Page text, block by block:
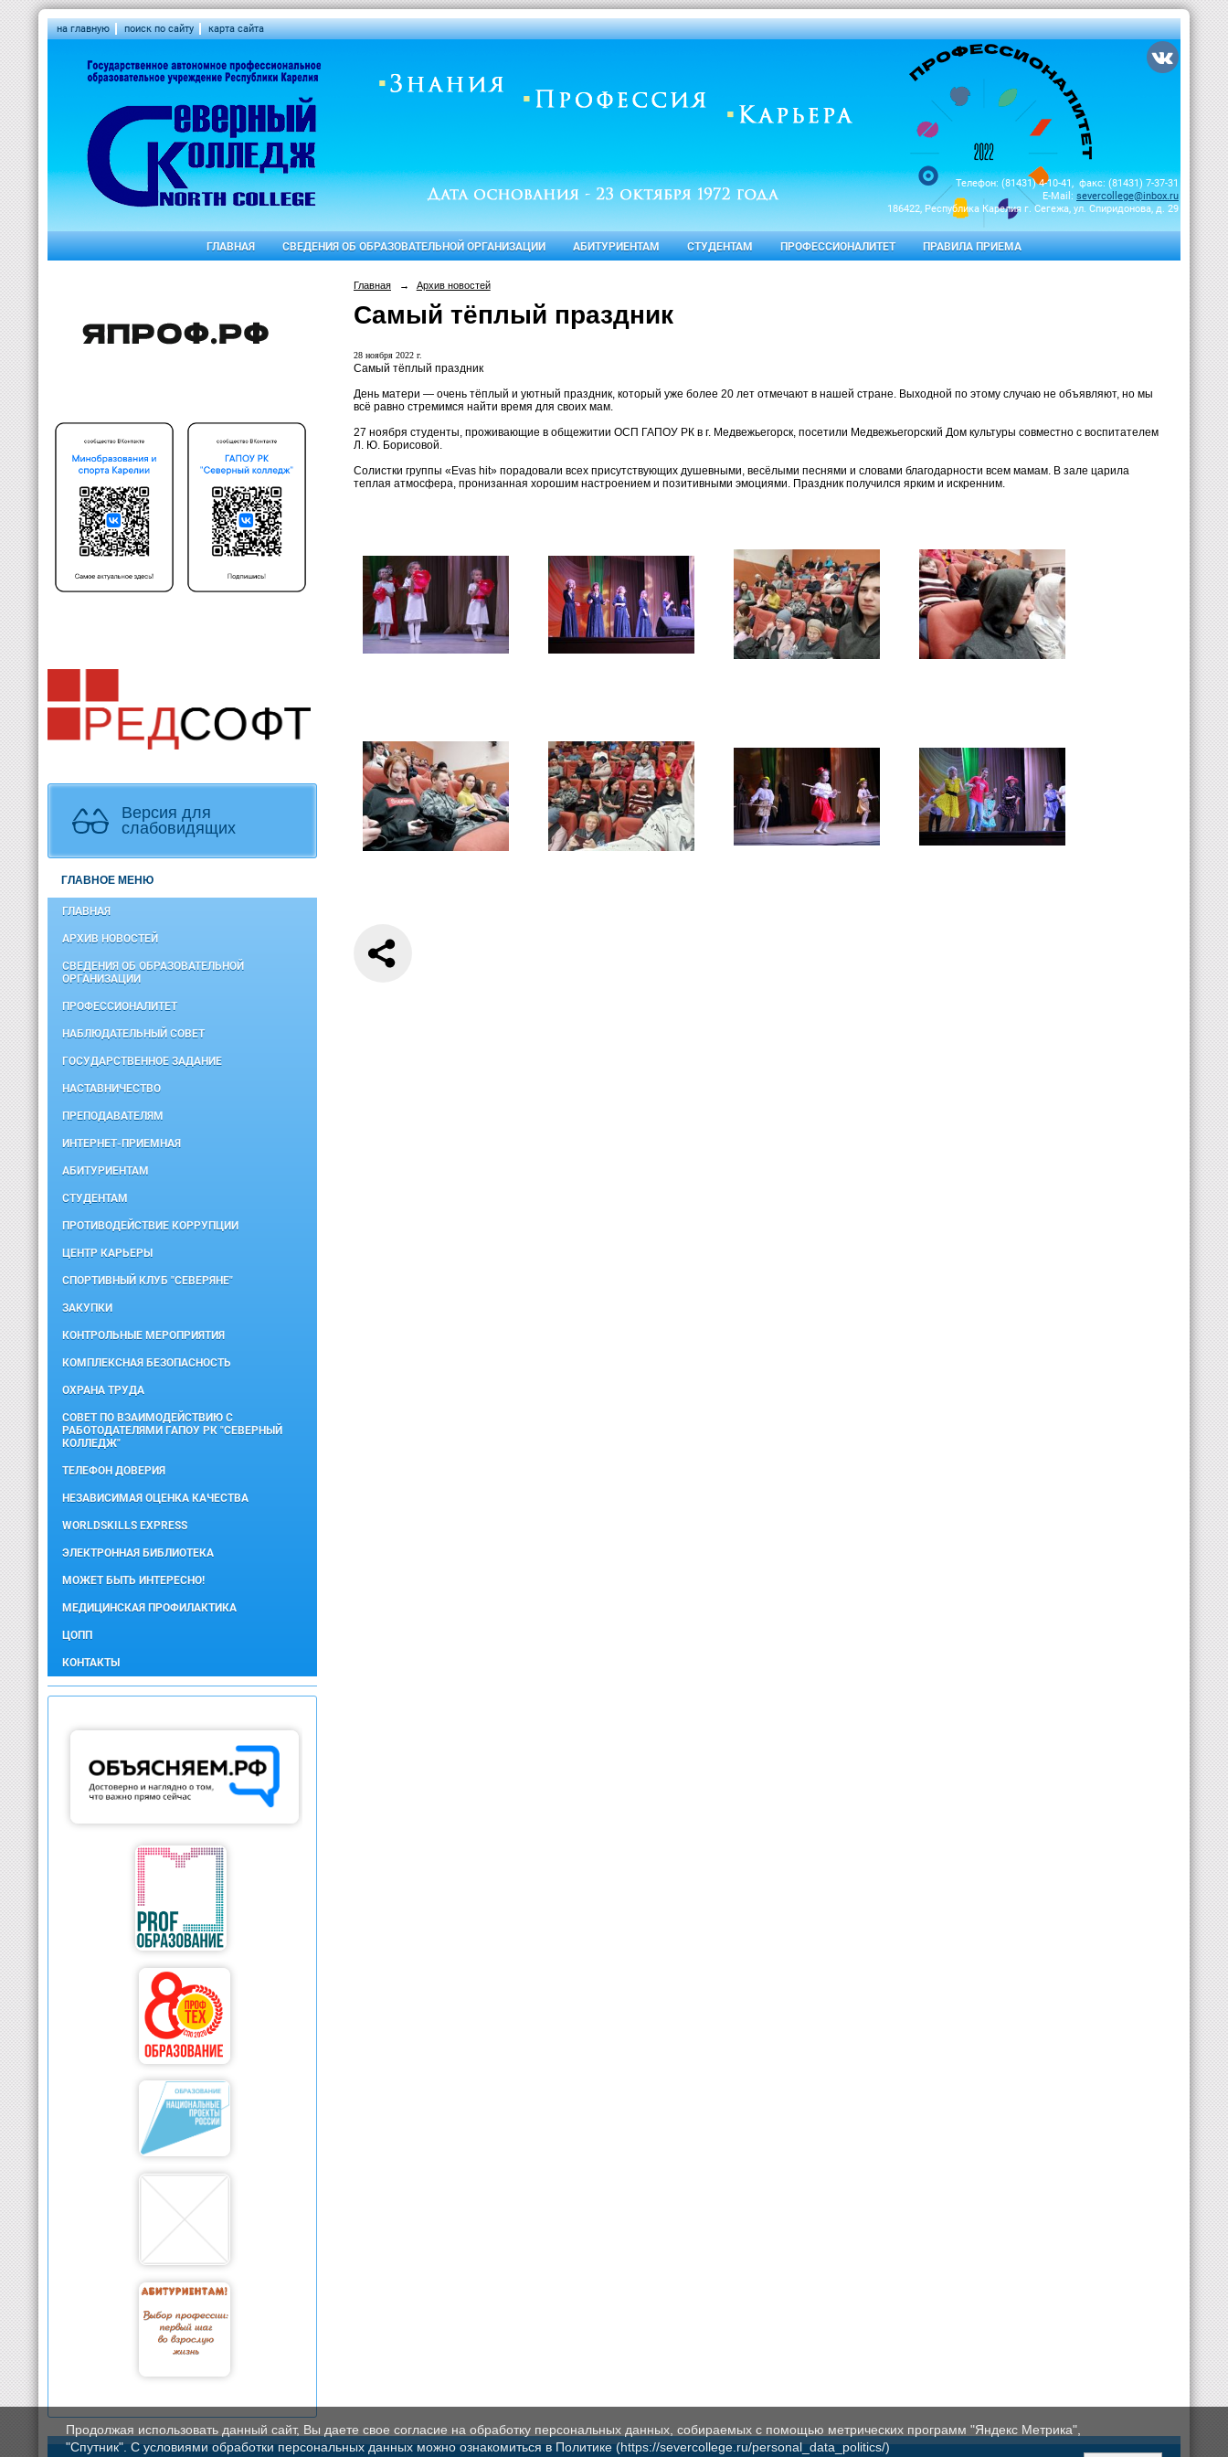
на главную поиск по сайту карта сайта
Телефон: (81431) 4-10-41, факс: (81431) 7-37-31
E-Mail: severcollege@inbox.ru
186422, Республика Карелия г. Сегежа, ул. Спиридонова, д. 29
ГЛАВНАЯ СВЕДЕНИЯ ОБ ОБРАЗОВАТЕЛЬНОЙ ОРГАНИЗАЦИИ АБИТУРИЕНТАМ СТУДЕНТАМ ПРОФЕССИОНАЛИТЕТ ПРАВИЛА ПРИЕМА
Версия для
слабовидящих
ГЛАВНОЕ МЕНЮ
ГЛАВНАЯ
АРХИВ НОВОСТЕЙ
СВЕДЕНИЯ ОБ ОБРАЗОВАТЕЛЬНОЙ
ОРГАНИЗАЦИИ
ПРОФЕССИОНАЛИТЕТ
НАБЛЮДАТЕЛЬНЫЙ СОВЕТ
ГОСУДАРСТВЕННОЕ ЗАДАНИЕ
НАСТАВНИЧЕСТВО
ПРЕПОДАВАТЕЛЯМ
ИНТЕРНЕТ-ПРИЕМНАЯ
АБИТУРИЕНТАМ
СТУДЕНТАМ
ПРОТИВОДЕЙСТВИЕ КОРРУПЦИИ
ЦЕНТР КАРЬЕРЫ
СПОРТИВНЫЙ КЛУБ "СЕВЕРЯНЕ"
ЗАКУПКИ
КОНТРОЛЬНЫЕ МЕРОПРИЯТИЯ
КОМПЛЕКСНАЯ БЕЗОПАСНОСТЬ
ОХРАНА ТРУДА
СОВЕТ ПО ВЗАИМОДЕЙСТВИЮ С
РАБОТОДАТЕЛЯМИ ГАПОУ РК "СЕВЕРНЫЙ
КОЛЛЕДЖ"
ТЕЛЕФОН ДОВЕРИЯ
НЕЗАВИСИМАЯ ОЦЕНКА КАЧЕСТВА
WORLDSKILLS EXPRESS
ЭЛЕКТРОННАЯ БИБЛИОТЕКА
МОЖЕТ БЫТЬ ИНТЕРЕСНО!
МЕДИЦИНСКАЯ ПРОФИЛАКТИКА
ЦОПП
КОНТАКТЫ
Главная → Архив новостей
Самый тёплый праздник
28 ноября 2022 г.
Самый тёплый праздник
День матери — очень тёплый и уютный праздник, который уже более 20 лет отмечают в нашей стране. Выходной по этому случаю не объявляют, но мы
всё равно стремимся найти время для своих мам.
27 ноября студенты, проживающие в общежитии ОСП ГАПОУ РК в г. Медвежьегорск, посетили Медвежьегорский Дом культуры совместно с воспитателем
Л. Ю. Борисовой.
Солистки группы «Evas hit» порадовали всех присутствующих душевными, весёлыми песнями и словами благодарности всем мамам. В зале царила
теплая атмосфера, пронизанная хорошим настроением и позитивными эмоциями. Праздник получился ярким и искренним.
Продолжая использовать данный сайт, Вы даете свое согласие на обработку персональных данных, собираемых с помощью метрических программ "Яндекс Метрика",
"Спутник". С условиями обработки персональных данных можно ознакомиться в Политике (https://severcollege.ru/personal_data_politics/)